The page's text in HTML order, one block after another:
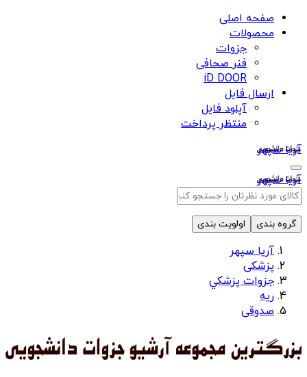
صفحه اصلی
محصولات
جزوات
فنر صحافی
iD DOOR
ارسال فایل
آپلود فایل
منتظر پرداخت
آریا سپهر
آریا سپهر
گروه بندی اولویت بندی
آریا سپهر
پزشکی
جزوات پزشكي
ريه
صدوقی